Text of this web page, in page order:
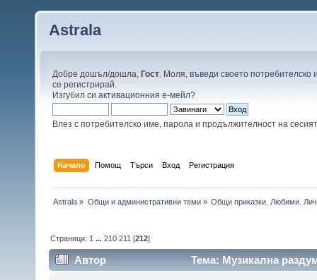
Astrala
Добре дошъл/дошла, Гост . Моля, въведи своето потребителско
се регистрирай
Изгубил си активационния е-мейл?
Влез с потребителско име, парола и продължителност на
Начало Помощ Търси Вход Регистрация
Astrala » Общи и административни теми» Общи приказки. Любими.
Страници: 1 ...210 211 [212]
Автор Тема: Музикална